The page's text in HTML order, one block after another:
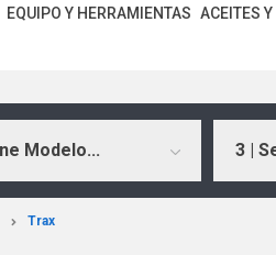
EQUIPO Y HERRAMIENTAS ACEITES
Modelo... 3 |
Trax